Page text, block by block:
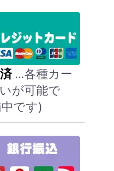
…各種カー
が可能で
です)